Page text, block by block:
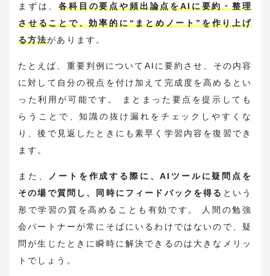
まずは、各科目の要点や頻出論点をAIに要約・整理
させることで、効率的に“まとめノート”を作り上げ
る方法があります。
たとえば、重要判例についてAIに要約させ、その内容
に対して自分の視点を付け加えて完成度を高めるとい
った利用が可能です。 まとまった要点を提示しても
らうことで、知識の抜け漏れをチェックしやすくな
り、後で見返したときにも素早く学習内容を復習でき
ます。
また、
ノートを作成する際に、AIツールに疑問点を
その場で質問し、同時にフィードバックを得る という
形で学習の質を高めることも有効です。 人間の勉強
会パートナーが常にそばにいるわけではないので、疑
問が生じたときに瞬時に解決できるのは大きなメリッ
トでしょう。